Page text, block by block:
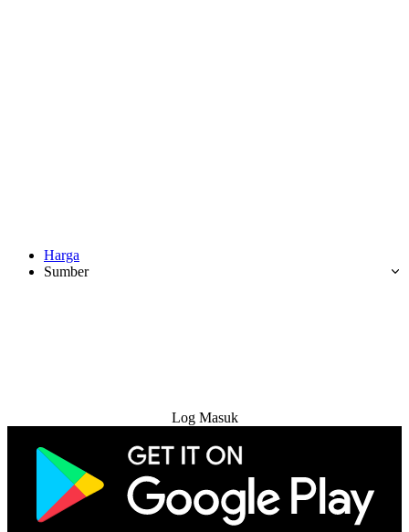
Harga
Sumber
Log Masuk